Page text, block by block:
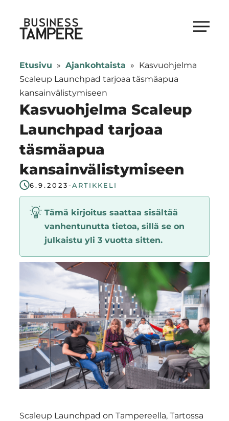
suoraan
sisältöön
Business Tampere
Tampere
supports
talents,
investors
and
entrepreneurs
in
a
smooth
start
Tampere
Region
Etusivu » Ajankohtaista » Kasvuohjelma
Scaleup Launchpad tarjoaa täsmäapua
kansainvälistymiseen
Kasvuohjelma Scaleup
Launchpad tarjoaa
täsmäapua
kansainvälistymiseen
6.9.2023-ARTIKKELI
Tämä kirjoitus saattaa sisältää
vanhentunutta tietoa, sillä se on
julkaistu yli 3 vuotta sitten.
Scaleup Launchpad on Tampereella, Tartossa